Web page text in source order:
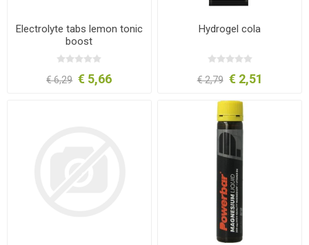
Electrolyte tabs lemon tonic
boost
€ 6,29 € 5,66
Hydrogel cola
€ 2,79 € 2,51